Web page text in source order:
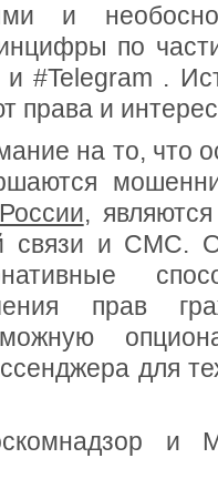
и
по
и #Telegram .
права и
на то, что
,
связи и СМС.
прав
для
и